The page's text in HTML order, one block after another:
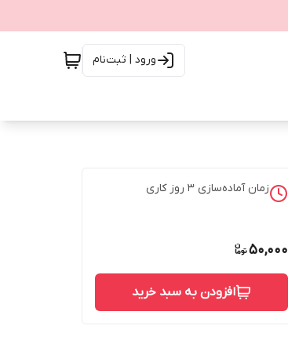
ورود | ثبت‌نام
زمان آماده‌سازی 3 روز کاری
50,000
افزودن به سبد خرید